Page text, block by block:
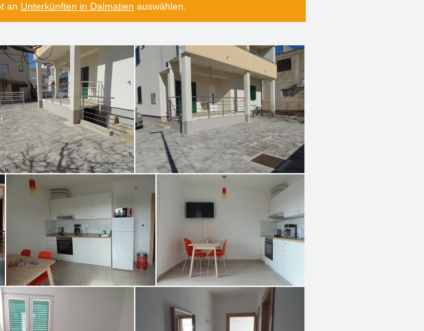
an Unterkünften in Dalmatien auswählen.